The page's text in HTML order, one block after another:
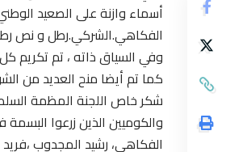
أسماء وازنة على الصعيد
الفكاهي.الشركي.رطل و نص
وفي السياق ذاته ، تم تكريم كل
كما تم أيضا منح العديد من
شكر خاص اللجنة المظمة
والكوميين الذين زرعوا
الفكاهي، رشيد المجدوب